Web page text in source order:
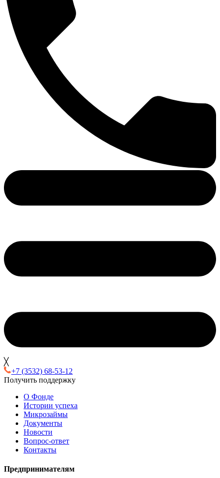
╳
+7 (3532) 68-53-12
Получить поддержку
О Фонде
Истории успеха
Микрозаймы
Документы
Новости
Вопрос-ответ
Контакты
Предпринимателям